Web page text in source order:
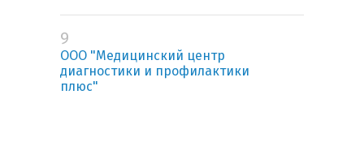
9
ООО "Медицинский центр
диагностики и профилактики
плюс"